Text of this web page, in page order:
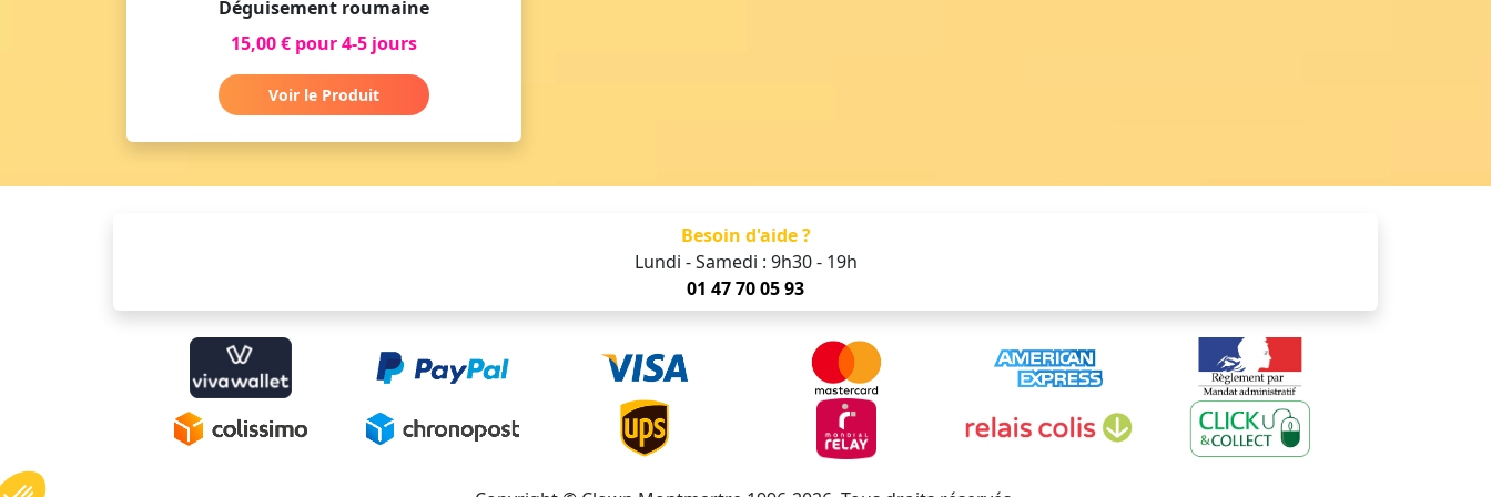
Déguisement roumaine
15,00 € pour 4-5 jours
Voir le Produit
Besoin d'aide ?
Lundi - Samedi : 9h30 - 19h
01 47 70 05 93